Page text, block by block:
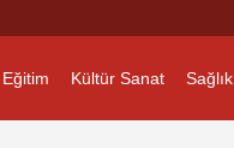
Eğitim Kültür Sanat Sağlık